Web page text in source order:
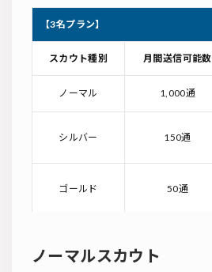
【3名プラン】
スカウト種別 月間送信可能数
ノーマル 1,000通
シルバー 150通
ゴールド 50通
ノーマルスカウト